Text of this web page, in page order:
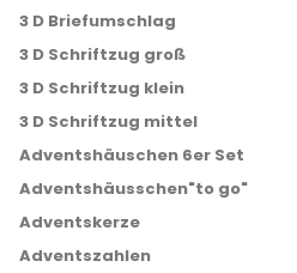
3 D Briefumschlag
3 D Schriftzug groß
3 D Schriftzug klein
3 D Schriftzug mittel
Adventshäuschen 6er Set
Adventshäusschen"to go"
Adventskerze
Adventszahlen